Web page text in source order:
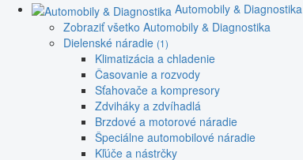
Automobily & Diagnostika
Zobraziť všetko Automobily & Diagnostika
Dielenské náradie (1)
Klimatizácia a chladenie
Časovanie a rozvody
Sťahovače a kompresory
Zdviháky a zdvíhadlá
Brzdové a motorové náradie
Špeciálne automobilové náradie
Kľúče a nástrčky